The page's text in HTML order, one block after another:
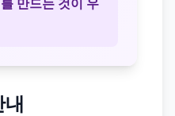
만드는 것이 우
내